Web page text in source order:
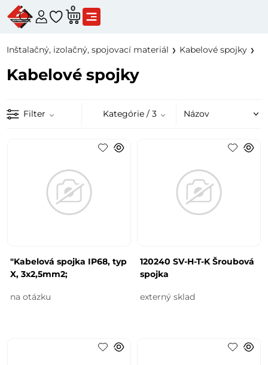
0
Inštalačný, izolačný, spojovací materiál Kabelové spojky
Kabelové spojky
Filter Kategórie / 3
"Kabelová spojka IP68, typ
X, 3x2,5mm2;
na otázku
120240 SV-H-T-K Šroubová
spojka
externý sklad